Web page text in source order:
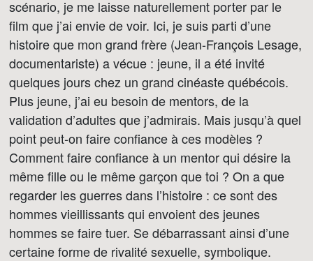
scénario, je me laisse naturellement porter par le
film que j’ai envie de voir. Ici, je suis parti d’une
histoire que mon grand frère (Jean-François Lesage,
documentariste) a vécue : jeune, il a été invité
quelques jours chez un grand cinéaste québécois.
Plus jeune, j’ai eu besoin de mentors, de la
validation d’adultes que j’admirais. Mais jusqu’à quel
point peut-on faire confiance à ces modèles ?
Comment faire confiance à un mentor qui désire la
même fille ou le même garçon que toi ? On a que
regarder les guerres dans l’histoire : ce sont des
hommes vieillissants qui envoient des jeunes
hommes se faire tuer. Se débarrassant ainsi d’une
certaine forme de rivalité sexuelle, symbolique.